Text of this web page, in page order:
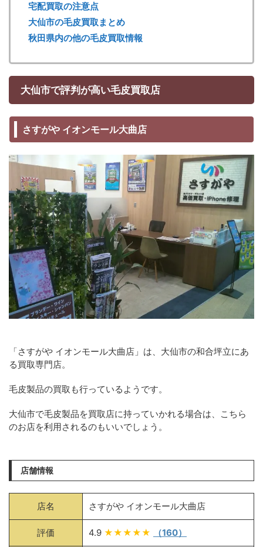
宅配買取の注意点
大仙市の毛皮買取まとめ
秋田県内の他の毛皮買取情報
大仙市で評判が高い毛皮買取店
さすがや イオンモール大曲店
「さすがや イオンモール大曲店」は、大仙市の和合坪立にあ
る買取専門店。
毛皮製品の買取も行っているようです。
大仙市で毛皮製品を買取店に持っていかれる場合は、こちら
のお店を利用されるのもいいでしょう。
店舗情報
店名 さすがや イオンモール大曲店
評価 4.9 ★★★★★ （160）